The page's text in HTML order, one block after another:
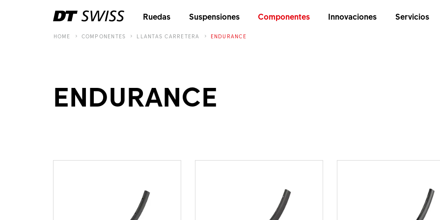
Ruedas Suspensiones Componentes Innovaciones Servicios
HOME COMPONENTES LLANTAS CARRETERA ENDURANCE
ENDURANCE